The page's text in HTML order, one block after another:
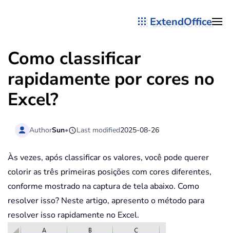
ExtendOffice
Como classificar
rapidamente por cores no
Excel?
AuthorSun• Last modified2025-08-26
Às vezes, após classificar os valores, você pode querer
colorir as três primeiras posições com cores diferentes,
conforme mostrado na captura de tela abaixo. Como
resolver isso? Neste artigo, apresento o método para
resolver isso rapidamente no Excel.